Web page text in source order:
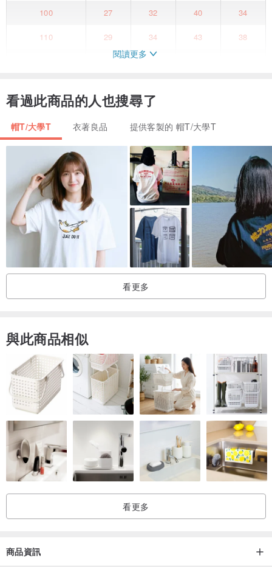
100
27 32 40 34
110 29 34 43 38
140 35 40
150 37 43 56
45 58
S 47 64 61
M 50 62
53 63
為了安全考量/兒童尺寸100-150cm不附防風繩
請下單尺寸後,務必在備註欄標示款式及顏色！
款式
小胖頭（黑/綠/燕麥）
胖妞頭（灰/深藍/酒紅）
閱讀更多
看過此商品的人也搜尋了
帽T/大學T 衣著良品 提供客製的 帽T/大學T
看更多
與此商品相似
看更多
商品資訊